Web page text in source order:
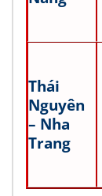
Thái
Nguyên
– Nha
Trang